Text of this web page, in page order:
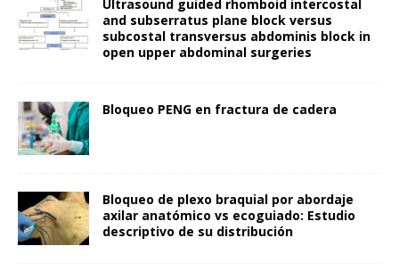
Ultrasound guided rhomboid intercostal
and subserratus plane block versus
subcostal transversus abdominis block in
open upper abdominal surgeries
Bloqueo PENG en fractura de cadera
Bloqueo de plexo braquial por abordaje
axilar anatómico vs ecoguiado: Estudio
descriptivo de su distribución